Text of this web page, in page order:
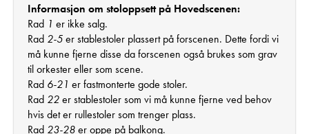
Informasjon om stoloppsett på Hovedscenen:
Rad 1 er ikke salg.
Rad 2-5er stablestoler plassert på forscenen. Dette fordi vi
må kunne fjerne disse da forscenen også brukes som grav
til orkester eller som scene.
Rad 6-21 er fastmonterte gode stoler.
Rad 22er stablestoler som vi må kunne fjerne ved behov
hvis det er rullestoler som trenger plass.
Rad 23-28er oppe på balkong.